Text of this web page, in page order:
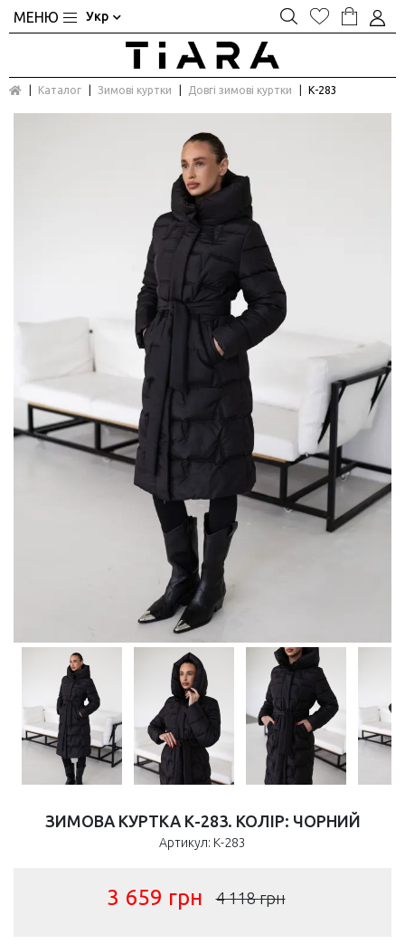
Укр
Каталог Зимові куртки Довгі зимові куртки К-283
ЗИМОВА КУРТКА К-283. КОЛІР: ЧОРНИЙ
Артикул: К-283
3 659 грн 4 118грн